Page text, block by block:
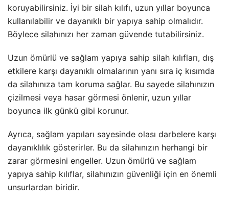
koruyabilirsiniz. İyi bir silah kılıfı, uzun yıllar boyunca
kullanılabilir ve dayanıklı bir yapıya sahip olmalıdır.
Böylece silahınızı her zaman güvende tutabilirsiniz.
Uzun ömürlü ve sağlam yapıya sahip silah kılıfları, dış
etkilere karşı dayanıklı olmalarının yanı sıra iç kısımda
da silahınıza tam koruma sağlar. Bu sayede silahınızın
çizilmesi veya hasar görmesi önlenir, uzun yıllar
boyunca ilk günkü gibi korunur.
Ayrıca, sağlam yapıları sayesinde olası darbelere karşı
dayanıklılık gösterirler. Bu da silahınızın herhangi bir
zarar görmesini engeller. Uzun ömürlü ve sağlam
yapıya sahip kılıflar, silahınızın güvenliği için en önemli
unsurlardan biridir.